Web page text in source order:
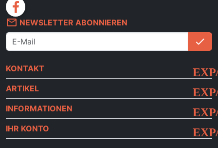
facebook
mail_outline NEWSLETTER ABONNIEREN
check
KONTAKT
ARTIKEL
INFORMATIONEN
IHR KONTO